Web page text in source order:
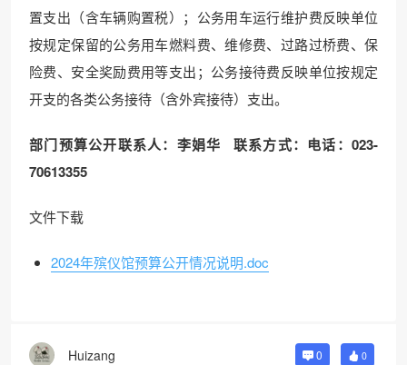
置支出（含车辆购置税）；公务用车运行维护费反映单位
按规定保留的公务用车燃料费、维修费、过路过桥费、保
险费、安全奖励费用等支出；公务接待费反映单位按规定
开支的各类公务接待（含外宾接待）支出。
部门预算公开联系人：李娟华 联系方式：电话：023-
70613355
文件下载
2024年殡仪馆预算公开情况说明.doc
Huizang 0 0